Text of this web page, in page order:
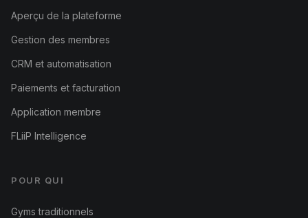
Aperçu de la plateforme
Gestion des membres
CRM et automatisation
Paiements et facturation
Application membre
FLiiP Intelligence
POUR QUI
Gyms traditionnels